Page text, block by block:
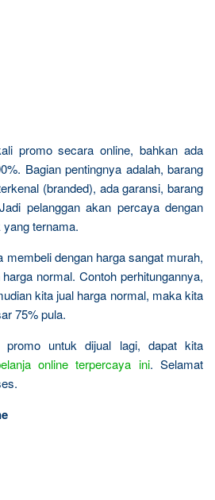
promo secara online, bahkan ada
Bagian pentingnya adalah, barang
(branded), ada garansi, barang
pelanggan akan percaya dengan
ternama.
dengan harga sangat murah,
normal. Contoh perhitungannya,
kita jual harga normal, maka kita
75% pula.
promo untuk dijual lagi, dapat kita
online terpercaya ini. Selamat